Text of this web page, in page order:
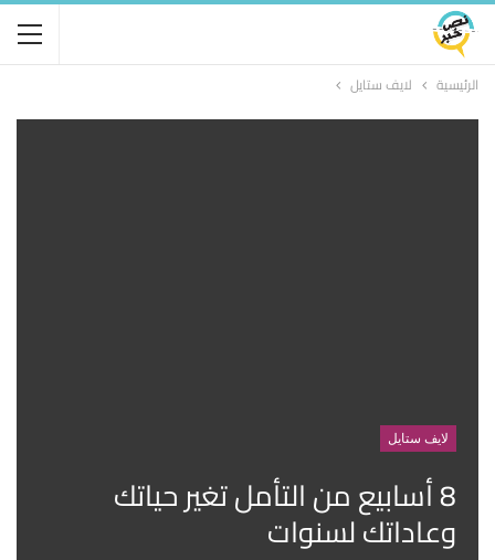
الرئيسية لايف ستايل
لايف ستايل
8 أسابيع من التأمل تغير حياتك
وعاداتك لسنوات